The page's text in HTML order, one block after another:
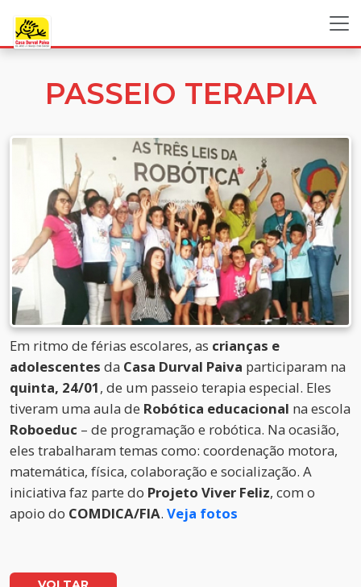
PASSEIO TERAPIA
Em ritmo de férias escolares, as crianças e
adolescentes da Casa Durval Paiva participaram na
quinta, 24/01, de um passeio terapia especial. Eles
tiveram uma aula de Robótica educacional na escola
Roboeduc – de programação e robótica. Na ocasião,
eles trabalharam temas como: coordenação motora,
matemática, física, colaboração e socialização. A
iniciativa faz parte do Projeto Viver Feliz, com o
apoio do COMDICA/FIA. Veja fotos